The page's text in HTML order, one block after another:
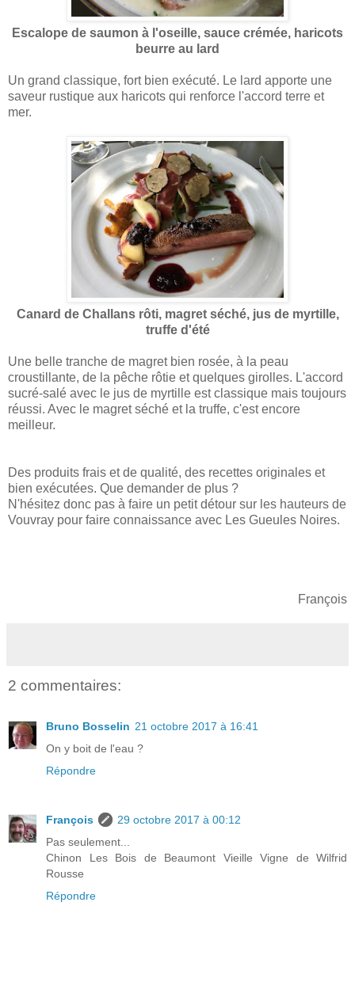
Escalope de saumon à l'oseille, sauce crémée, haricots
beurre au lard
Un grand classique, fort bien exécuté. Le lard apporte une
saveur rustique aux haricots qui renforce l'accord terre et
mer.
Canard de Challans rôti, magret séché, jus de myrtille,
truffe d'été
Une belle tranche de magret bien rosée, à la peau
croustillante, de la pêche rôtie et quelques girolles. L'accord
sucré-salé avec le jus de myrtille est classique mais toujours
réussi. Avec le magret séché et la truffe, c'est encore
meilleur.
Des produits frais et de qualité, des recettes originales et
bien exécutées. Que demander de plus ?
N'hésitez donc pas à faire un petit détour sur les hauteurs de
Vouvray pour faire connaissance avec Les Gueules Noires.
François
2 commentaires:
Bruno Bosselin 21 octobre 2017 à 16:41
On y boit de l'eau ?
Répondre
François
29 octobre 2017 à 00:12
Pas seulement...
Chinon Les Bois de Beaumont Vieille Vigne de Wilfrid
Rousse
Répondre